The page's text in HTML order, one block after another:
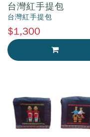
台灣紅手提包
台灣紅手提包
$1,300